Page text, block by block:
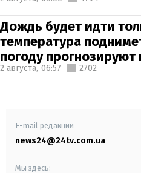
Дождь будет идти
температура
погоду прогнозируют
2 августа, 06:57 2702
E-mail редакции
news24@24tv.com.ua
Мы здесь: